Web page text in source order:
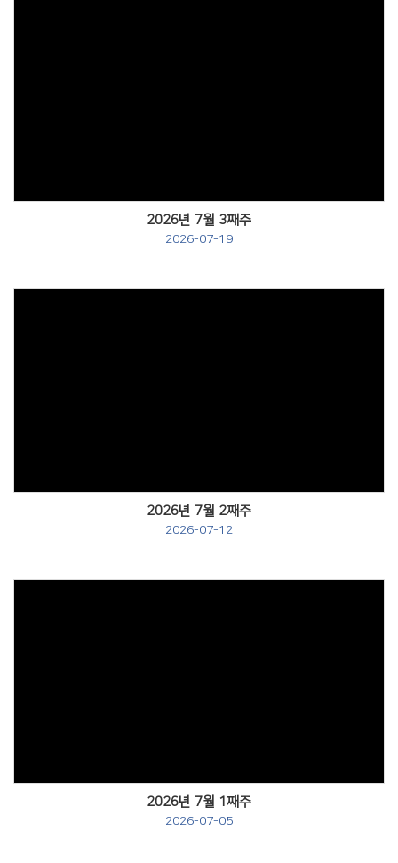
2026년 7월 3째주
2026-07-19
2026년 7월 2째주
2026-07-12
2026년 7월 1째주
2026-07-05